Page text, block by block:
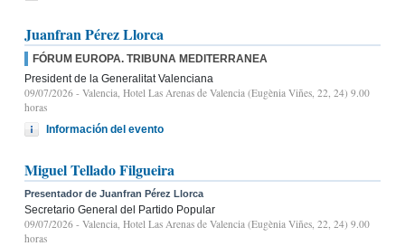
Juanfran Pérez Llorca
FÓRUM EUROPA. TRIBUNA MEDITERRANEA
President de la Generalitat Valenciana
09/07/2026 - Valencia, Hotel Las Arenas de Valencia (Eugènia Viñes, 22, 24) 9.00
horas
Información del evento
Miguel Tellado Filgueira
Presentador de Juanfran Pérez Llorca
Secretario General del Partido Popular
09/07/2026 - Valencia, Hotel Las Arenas de Valencia (Eugènia Viñes, 22, 24) 9.00
horas